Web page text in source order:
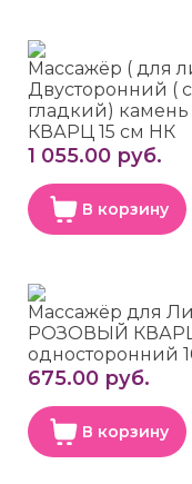
Массажёр ( для
Двусторонний (
гладкий)
КВАРЦ 15 см НК
1 055.00 руб.
В корзину
Массажёр для
РОЗОВЫЙ
односторонний
675.00 руб.
В корзину